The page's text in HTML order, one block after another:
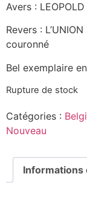
Avers :
Revers :
couronné
Bel exemplaire
Rupture de stock
Catégories :
Nouveau
Informations